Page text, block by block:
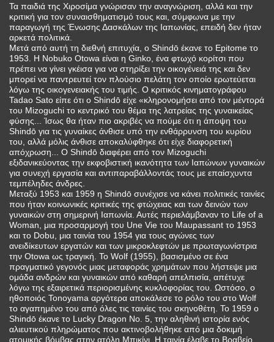
Τα παιδιά της Χιροσίμα γνώρισαν την αναγνώριση, αλλά και την
κριτική για τον συναισθηματισμό τους και, σύμφωνα με την
παραγωγή της Ένωσης Δασκάλων της Ιαπωνίας, επειδή δεν ήταν
αρκετά πολιτικά.
Μετά από αυτή τη διεθνή επιτυχία, ο Shindō έκανε το Epitome το
1953. Η Nobuko Otowa είναι η Ginko, ένα φτωχό κορίτσι που
πρέπει να γίνει γκέισα για να στηρίξει την οικογένειά της και δεν
μπορεί να παντρευτεί τον πλούσιο πελάτη τον οποίο ερωτεύεται
λόγω της οικογενειακής του τιμής. Ο κριτικός κινηματογράφου
Tadao Sato είπε ότι ο Shindō είχε «κληρονομήσει από τον μέντορά
του Mizoguchi το κεντρικό του θέμα της λατρείας της γυναικείας
φύσης... Ίσως θα ήταν πιο ακριβές να πούμε ότι η άποψη του
Shindō για τις γυναίκες άνθισε υπό την ενθάρρυνση του κυρίου
του, αλλά μόλις άνθισε αποκαλύφθηκε ότι είχε διαφορετική
απόχρωση... Ο Shindō διαφέρει από τον Mizoguchi
εξιδανικεύοντας την εκφοβιστική ικανότητα των Ιαπώνων γυναικών
για συνεχή εργασία και αντιπαραβάλλοντάς τους με επαίσχυντα
τεμπέληδες άνδρες.
Μεταξύ 1953 και 1959 η Shindō συνέχισε να κάνει πολιτικές ταινίες
που ήταν κοινωνικές κριτικές της φτώχειας και των δεινών των
γυναικών στη σημερινή Ιαπωνία. Αυτές περιελάμβαναν το Life of a
Woman, μια προσαρμογή του Une Vie του Maupassant το 1953
και το Dobu, μια ταινία του 1954 για τους αγώνες των
ανειδίκευτων εργατών και των μικροκλεφτών με πρωταγωνίστρια
την Otowa ως τραγική. Το Wolf (1955), βασισμένο σε ένα
πραγματικό γεγονός μιας μεταφοράς χρημάτων που λήστεψε μια
ομάδα ανδρών και γυναικών από καθαρή απελπισία, απέτυχε
λόγω της εξαιρετικά περιορισμένης κυκλοφορίας του. Ωστόσο, ο
ηθοποιός Tonoyama αργότερα αποκάλεσε το ρόλο του στο Wolf
το αγαπημένο του από όλες τις ταινίες του σκηνοθέτη. Το 1959 ο
Shindō έκανε το Lucky Dragon No. 5, την αληθινή ιστορία ενός
αλιευτικού πληρώματος που ακτινοβολήθηκε από μια δοκιμή
ατομικής βόμβας στην ατόλη Μπικίνι. Η ταινία έλαβε το Βραβείο